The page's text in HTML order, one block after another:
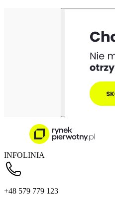
INFOLINIA
+48 579 779 123